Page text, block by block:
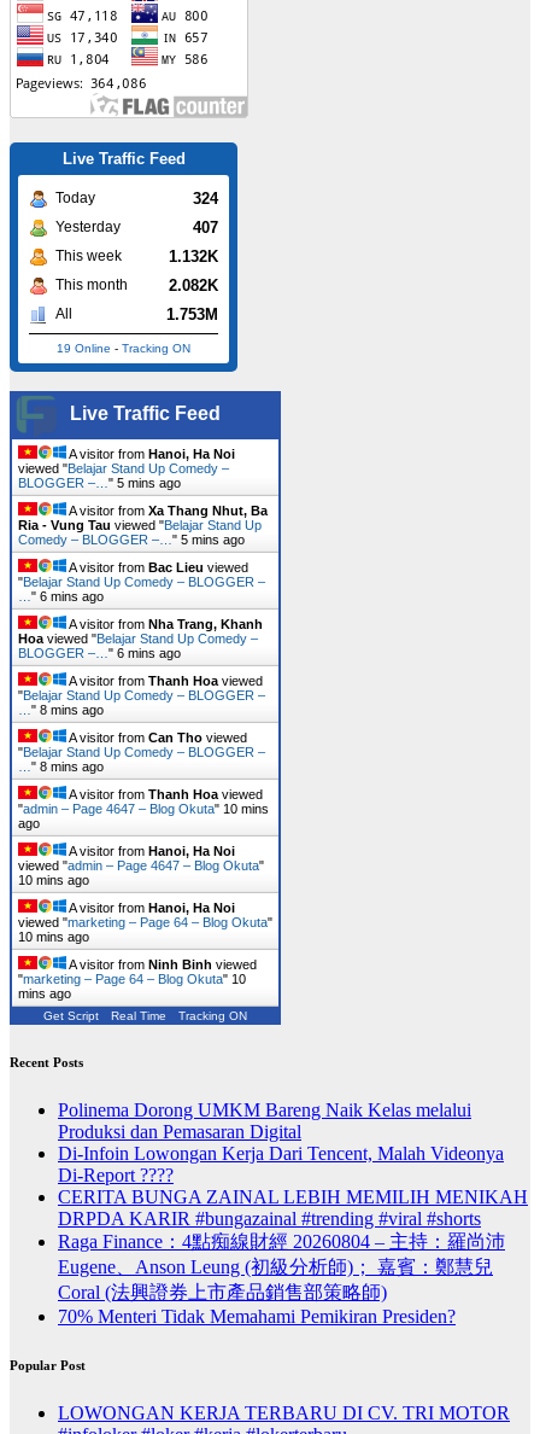
Live Traffic Feed
Today 324
Yesterday 407
This week 1.132K
This month 2.082K
All 1.753M
19 Online - Tracking ON
Live Traffic Feed
A visitor from Hanoi, Ha Noi
viewed "Belajar Stand Up Comedy –
BLOGGER –… " 5 mins ago
A visitor from Xa Thang Nhut, Ba
Ria - Vung Tau viewed "Belajar Stand Up
Comedy – BLOGGER –… " 5 mins ago
A visitor from Bac Lieu viewed
"Belajar Stand Up Comedy – BLOGGER –
" 6 mins ago
A visitor from Nha Trang, Khanh
Hoa viewed "Belajar Stand Up Comedy –
BLOGGER –… " 6 mins ago
A visitor from Thanh Hoa viewed
"Belajar Stand Up Comedy – BLOGGER –
" 8 mins ago
A visitor from Can Tho viewed
"Belajar Stand Up Comedy – BLOGGER –
" 8 mins ago
A visitor from Thanh Hoa viewed
"admin – Page 4647 – Blog Okuta" 10 mins
ago
A visitor from Hanoi, Ha Noi
viewed "admin – Page 4647 – Blog Okuta"
10 mins ago
A visitor from Hanoi, Ha Noi
viewed "marketing – Page 64 – Blog Okuta"
10 mins ago
A visitor from Ninh Binh viewed
"marketing – Page 64 – Blog Okuta" 10
mins ago
Get Script Real Time Tracking ON
Recent Posts
Polinema Dorong UMKM Bareng Naik Kelas melalui
Produksi dan Pemasaran Digital
Di-Infoin Lowongan Kerja Dari Tencent, Malah Videonya
Di-Report ????
CERITA BUNGA ZAINAL LEBIH MEMILIH MENIKAH
DRPDA KARIR #bungazainal #trending #viral #shorts
Raga Finance：4點痴線財經 20260804 – 主持：羅尚沛
Eugene、Anson Leung (初級分析師)； 嘉賓：鄭慧兒
Coral (法興證券上市產品銷售部策略師)
70% Menteri Tidak Memahami Pemikiran Presiden?
Popular Post
LOWONGAN KERJA TERBARU DI CV. TRI MOTOR